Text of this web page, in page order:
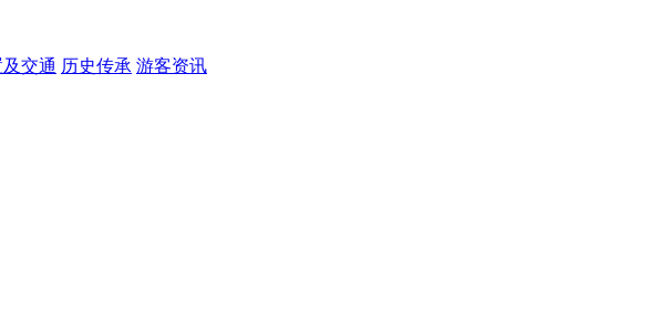
交通 历史传承 游客资讯